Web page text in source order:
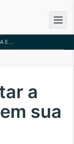
COMO IMPLEMENTAR A CIBERSEGURANÇA EM SUA EMPRESA
a
sua